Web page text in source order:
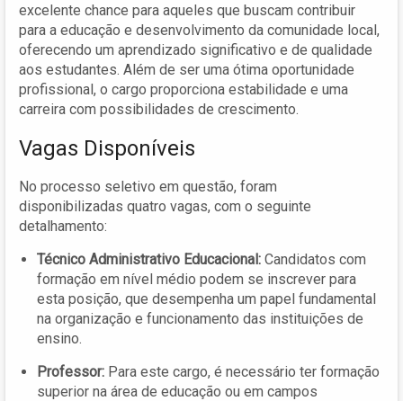
excelente chance para aqueles que buscam contribuir
para a educação e desenvolvimento da comunidade local,
oferecendo um aprendizado significativo e de qualidade
aos estudantes. Além de ser uma ótima oportunidade
profissional, o cargo proporciona estabilidade e uma
carreira com possibilidades de crescimento.
Vagas Disponíveis
No processo seletivo em questão, foram
disponibilizadas quatro vagas, com o seguinte
detalhamento:
Técnico Administrativo Educacional: Candidatos com
formação em nível médio podem se inscrever para
esta posição, que desempenha um papel fundamental
na organização e funcionamento das instituições de
ensino.
Professor: Para este cargo, é necessário ter formação
superior na área de educação ou em campos